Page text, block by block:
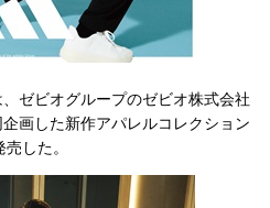
ゼビオグループのゼビオ株式会社
画した新作アパレルコレクション
した。